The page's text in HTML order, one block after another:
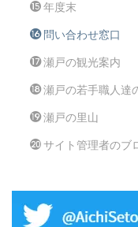
年度末
問い合わせ窓口
瀬戸の観光案内
瀬戸の若手職人達
瀬戸の里山
サイト管理者のブ